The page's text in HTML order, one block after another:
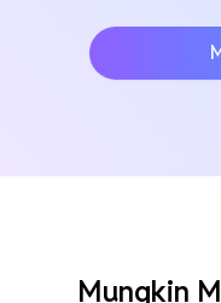
Mungkin